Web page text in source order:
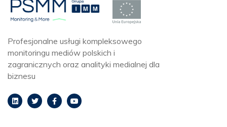
Profesjonalne usługi kompleksowego
monitoringu mediów polskich i
zagranicznych oraz analityki medialnej dla
biznesu